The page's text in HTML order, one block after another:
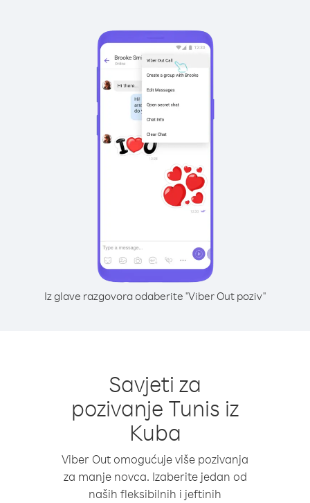
Iz glave razgovora odaberite "Viber Out poziv"
Savjeti za
pozivanje Tunis iz
Kuba
Viber Out omogućuje više pozivanja
za manje novca. Izaberite jedan od
naših fleksibilnih i jeftinih